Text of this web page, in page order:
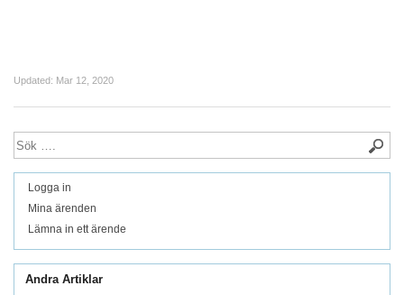
Updated: Mar 12, 2020
Logga in
Mina ärenden
Lämna in ett ärende
Andra Artiklar